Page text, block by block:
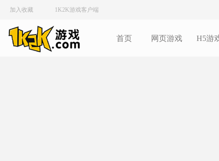
加入收藏 1K2K游戏客户端
首页 网页游戏 H5游